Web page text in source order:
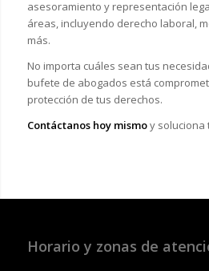
asesoramiento y representación
áreas, incluyendo derecho laboral,
más.
No importa cuáles sean tus
bufete de abogados está
protección de tus derechos.
Contáctanos hoy mismoy soluciona
Horario y zonas de